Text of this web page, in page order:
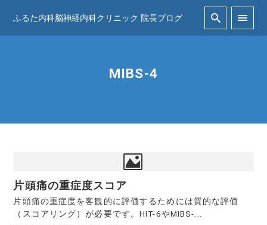
ふるた内科脳神経内科クリニック 院長ブログ
MIBS-4
片頭痛の重症度スコア
片頭痛の重症度を客観的に評価するためには質的な評価
（スコアリング）が必要です。HIT-6やMIBS-...